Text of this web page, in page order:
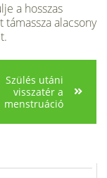
a hosszas
támassza alacsony
Szülés utáni
visszatér a
menstruáció